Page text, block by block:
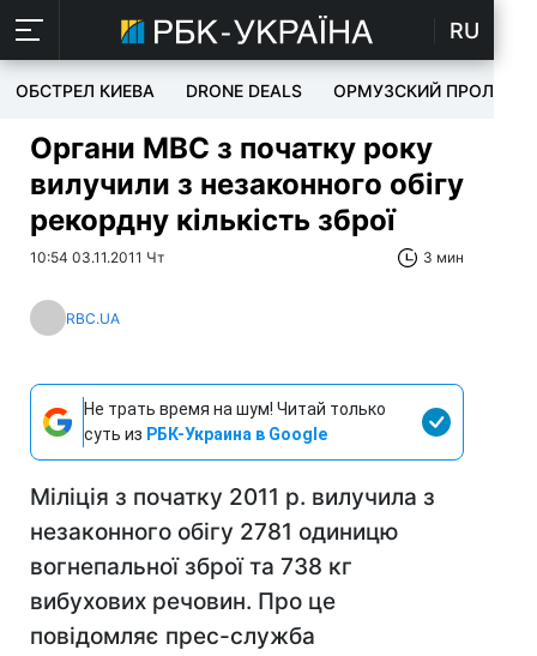
RU
ОБСТРЕЛ КИЕВА DRONE DEALS ОРМУЗСКИЙ ПРОЛИВ
Органи МВС з початку року
вилучили з незаконного обігу
рекордну кількість зброї
10:54 03.11.2011 Чт 3 мин
RBC.UA
Не трать время на шум! Читай только
суть из РБК-Украина в Google
Міліція з початку 2011 р. вилучила з
незаконного обігу 2781 одиницю
вогнепальної зброї та 738 кг
вибухових речовин. Про це
повідомляє прес-служба